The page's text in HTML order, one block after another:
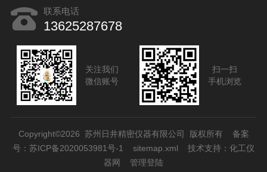
联系电话
13625287678
关注我们
微信账号
扫一扫
手机浏览
Copyright©2026 苏州日井精密仪器有限公司 版权所有 备案
号：苏ICP备2020053981号-1
sitemap.xml 技术支持： 化工仪
器网
管理登陆